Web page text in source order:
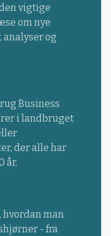
vigtige
om nye
og
Business
i landbruget
der alle har
år.
man
- fra